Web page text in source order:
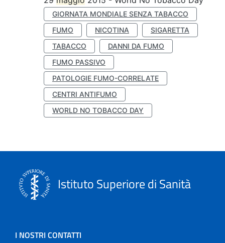
GIORNATA MONDIALE SENZA TABACCO
FUMO
NICOTINA
SIGARETTA
TABACCO
DANNI DA FUMO
FUMO PASSIVO
PATOLOGIE FUMO-CORRELATE
CENTRI ANTIFUMO
WORLD NO TOBACCO DAY
Istituto Superiore di Sanità
I NOSTRI CONTATTI